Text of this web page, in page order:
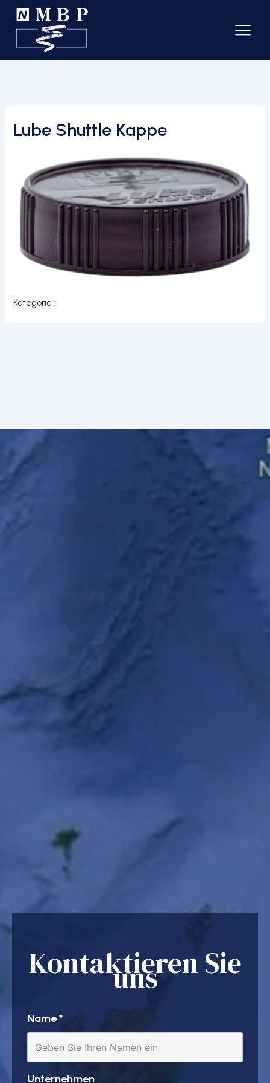
Lube Shuttle Kappe
Kategorie :
Kontaktieren Sie
uns
Name*
Unternehmen